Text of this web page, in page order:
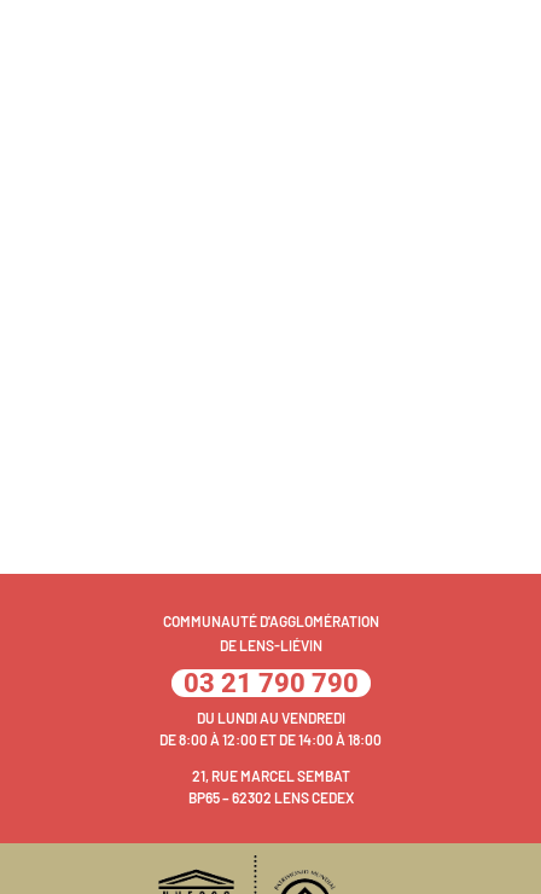
COMMUNAUTÉ D'AGGLOMÉRATION
DE LENS-LIÉVIN
03 21 790 790
DU LUNDI AU VENDREDI
DE 8:00 À 12:00 ET DE 14:00 À 18:00
21, RUE MARCEL SEMBAT
BP65 – 62302 LENS CEDEX